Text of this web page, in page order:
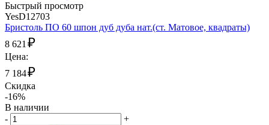
Быстрый просмотр
YesD12703
Бристоль ПО 60 шпон дуб дуба нат.(ст. Матовое, квадраты)
8 621₽
Цена:
7 184₽
Скидка
-16%
В наличии
-
+